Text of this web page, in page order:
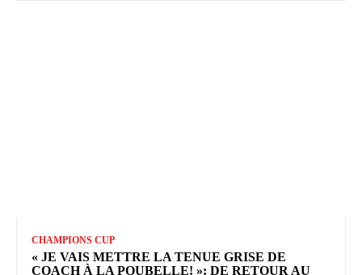
CHAMPIONS CUP
« JE VAIS METTRE LA TENUE GRISE DE
COACH À LA POUBELLE! »: DE RETOUR AU